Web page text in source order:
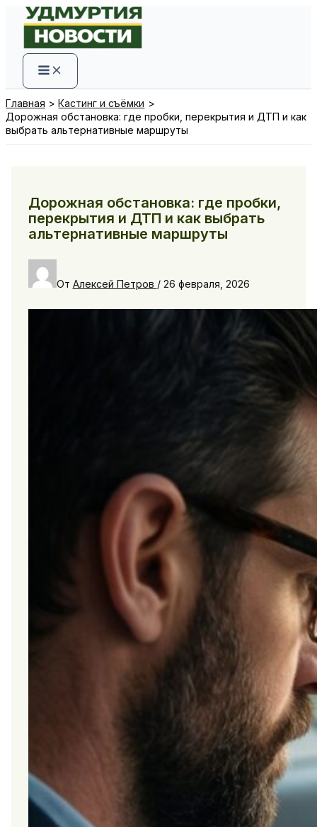
Перейти
содержимому
Главная
Кастинг и съёмки
Дорожная обстановка: где пробки, перекрытия и ДТП и как
выбрать альтернативные маршруты
Дорожная обстановка: где пробки,
перекрытия и ДТП и как выбрать
альтернативные маршруты
От Алексей Петров / 26 февраля, 2026